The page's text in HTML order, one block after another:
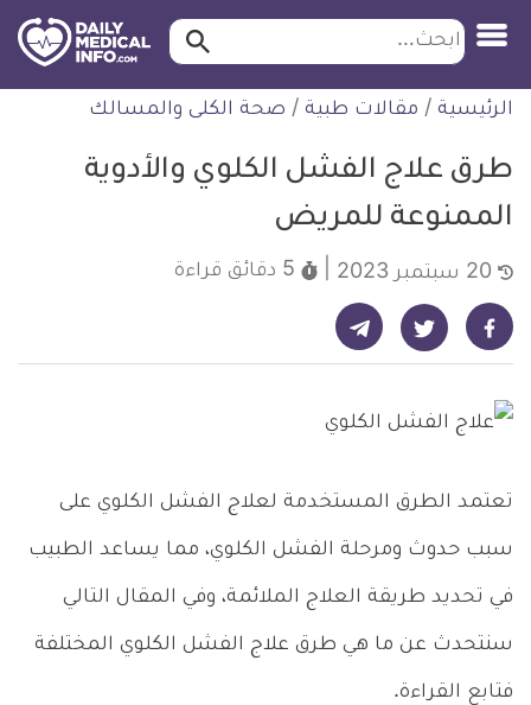
التخطي
للمحتوى
طبية
ابحث ابحث…
الرئيسية / مقالات طبية / صحة الكلى والمسالك
طرق علاج الفشل الكلوي والأدوية
الممنوعة للمريض
5 دقائق قراءة
شارك على فيسبوك - ديلي ميديكال انفو شارك على تويتر - ديلي ميديكال انفو شارك على تيليجرام - ديلي ميديكال انفو
تعتمد الطرق المستخدمة لعلاج الفشل الكلوي على
سبب حدوث ومرحلة الفشل الكلوي، مما يساعد الطبيب
في تحديد طريقة العلاج الملائمة، وفي المقال التالي
سنتحدث عن ما هي طرق علاج الفشل الكلوي المختلفة
فتابع القراءة.